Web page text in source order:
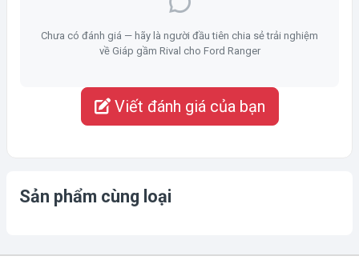
Chưa có đánh giá — hãy là người đầu tiên chia sẻ trải nghiệm
về Giáp gầm Rival cho Ford Ranger
Viết đánh giá của bạn
Sản phẩm cùng loại